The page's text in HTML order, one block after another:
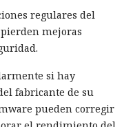
regulares del
mejoras
si hay
fabricante de su
pueden corregir